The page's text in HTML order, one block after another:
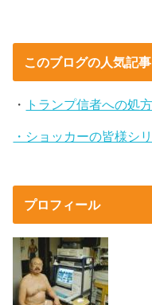
このブログの人気記事
・ トランプ信者への
・ショッカーの皆様シ
プロフィール